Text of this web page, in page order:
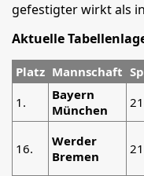
gefestigter wirkt als
Aktuelle
Platz Mannschaft
1.
Bayern
München
21
16.
Werder
Bremen
21